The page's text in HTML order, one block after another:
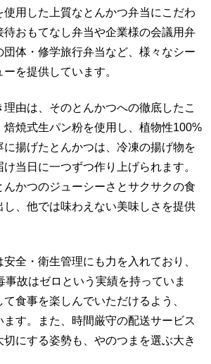
用した上質なとんかつ弁当にこだわ
待おもてなし弁当や企業様の会議用弁
団体・修学旅行弁当など、様々なシー
を提供しています。
由は、そのとんかつへの徹底したこ
焙焼式生パン粉を使用し、植物性100%
揚げたとんかつは、冷凍の揚げ物を
当日に一つずつ作り上げられます。
んかつのジューシーさとサクサクの食
し、他では味わえない美味しさを提供
全・衛生管理にも力を入れており、
事故はゼロという実績を持っていま
食事を楽しんでいただけるよう、
ます。また、時間厳守の配送サービス
にする姿勢も、やのつまを選ぶ大き